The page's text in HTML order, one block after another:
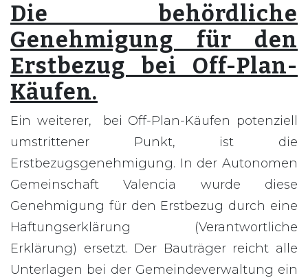
Die behördliche
Genehmigung für den
Erstbezug bei Off-Plan-
Käufen.
Ein weiterer, bei Off-Plan-Käufen potenziell
umstrittener Punkt, ist die
Erstbezugsgenehmigung. In der Autonomen
Gemeinschaft Valencia wurde diese
Genehmigung für den Erstbezug durch eine
Haftungserklärung (Verantwortliche
Erklärung) ersetzt. Der Bauträger reicht alle
Unterlagen bei der Gemeindeverwaltung ein